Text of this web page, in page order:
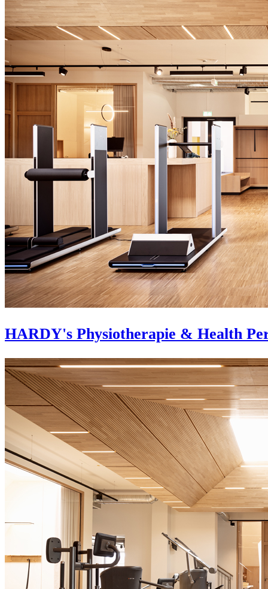
HARDY's Physiotherapie & Health